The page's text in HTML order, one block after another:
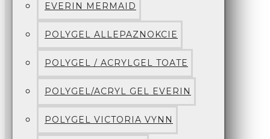
EVERIN MERMAID
POLYGEL ALLEPAZNOKCIE
POLYGEL / ACRYLGEL TOATE
POLYGEL/ACRYL GEL EVERIN
POLYGEL VICTORIA VYNN